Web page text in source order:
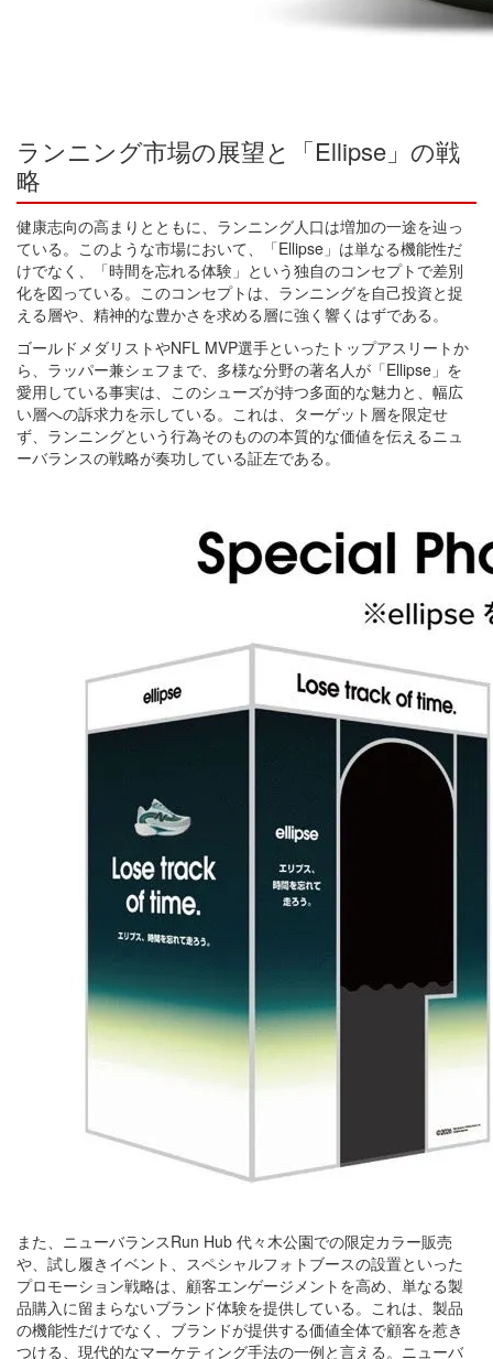
ランニング市場の展望と「Ellipse」の戦
略
健康志向の高まりとともに、ランニング人口は増加の一途を辿っ
ている。このような市場において、「Ellipse」は単なる機能性だ
けでなく、「時間を忘れる体験」という独自のコンセプトで差別
化を図っている。このコンセプトは、ランニングを自己投資と捉
える層や、精神的な豊かさを求める層に強く響くはずである。
ゴールドメダリストやNFL MVP選手といったトップアスリートか
ら、ラッパー兼シェフまで、多様な分野の著名人が「Ellipse」を
愛用している事実は、このシューズが持つ多面的な魅力と、幅広
い層への訴求力を示している。これは、ターゲット層を限定せ
ず、ランニングという行為そのものの本質的な価値を伝えるニュ
ーバランスの戦略が奏功している証左である。
また、ニューバランスRun Hub 代々木公園での限定カラー販売
や、試し履きイベント、スペシャルフォトブースの設置といった
プロモーション戦略は、顧客エンゲージメントを高め、単なる製
品購入に留まらないブランド体験を提供している。これは、製品
の機能性だけでなく、ブランドが提供する価値全体で顧客を惹き
つける、現代的なマーケティング手法の一例と言える。ニューバ